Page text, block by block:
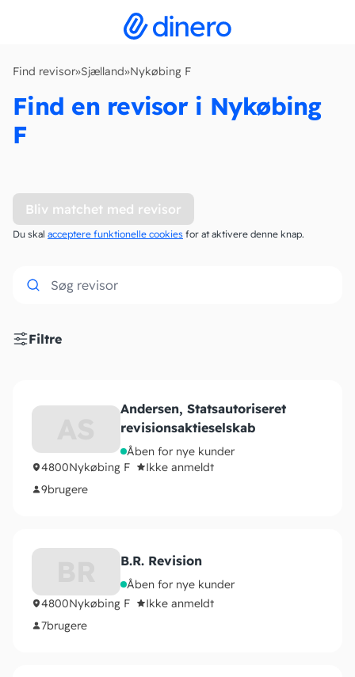
Find revisor»Sjælland»Nykøbing F
Find en revisor i Nykøbing
F
Bliv matchet med revisor
Du skal acceptere funktionelle cookies for at aktivere denne knap.
Filtre
Andersen, Statsautoriseret
revisionsaktieselskab
Åben for nye kunder
4800Nykøbing F
Ikke anmeldt
9brugere
B.R. Revision
Åben for nye kunder
4800Nykøbing F
Ikke anmeldt
7brugere